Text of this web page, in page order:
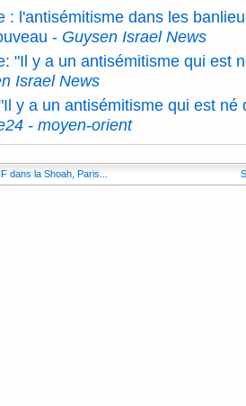
: l'antisémitisme dans les
- Guysen Israel News
"Il y a un antisémitisme qui est
Israel News
y a un antisémitisme qui est né
- moyen-orient
dans la Shoah, Paris...